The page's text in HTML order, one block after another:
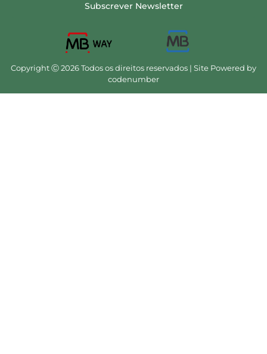
Subscrever Newsletter
Copyright Ⓒ 2026 Todos os direitos reservados | Site Powered by
codenumber